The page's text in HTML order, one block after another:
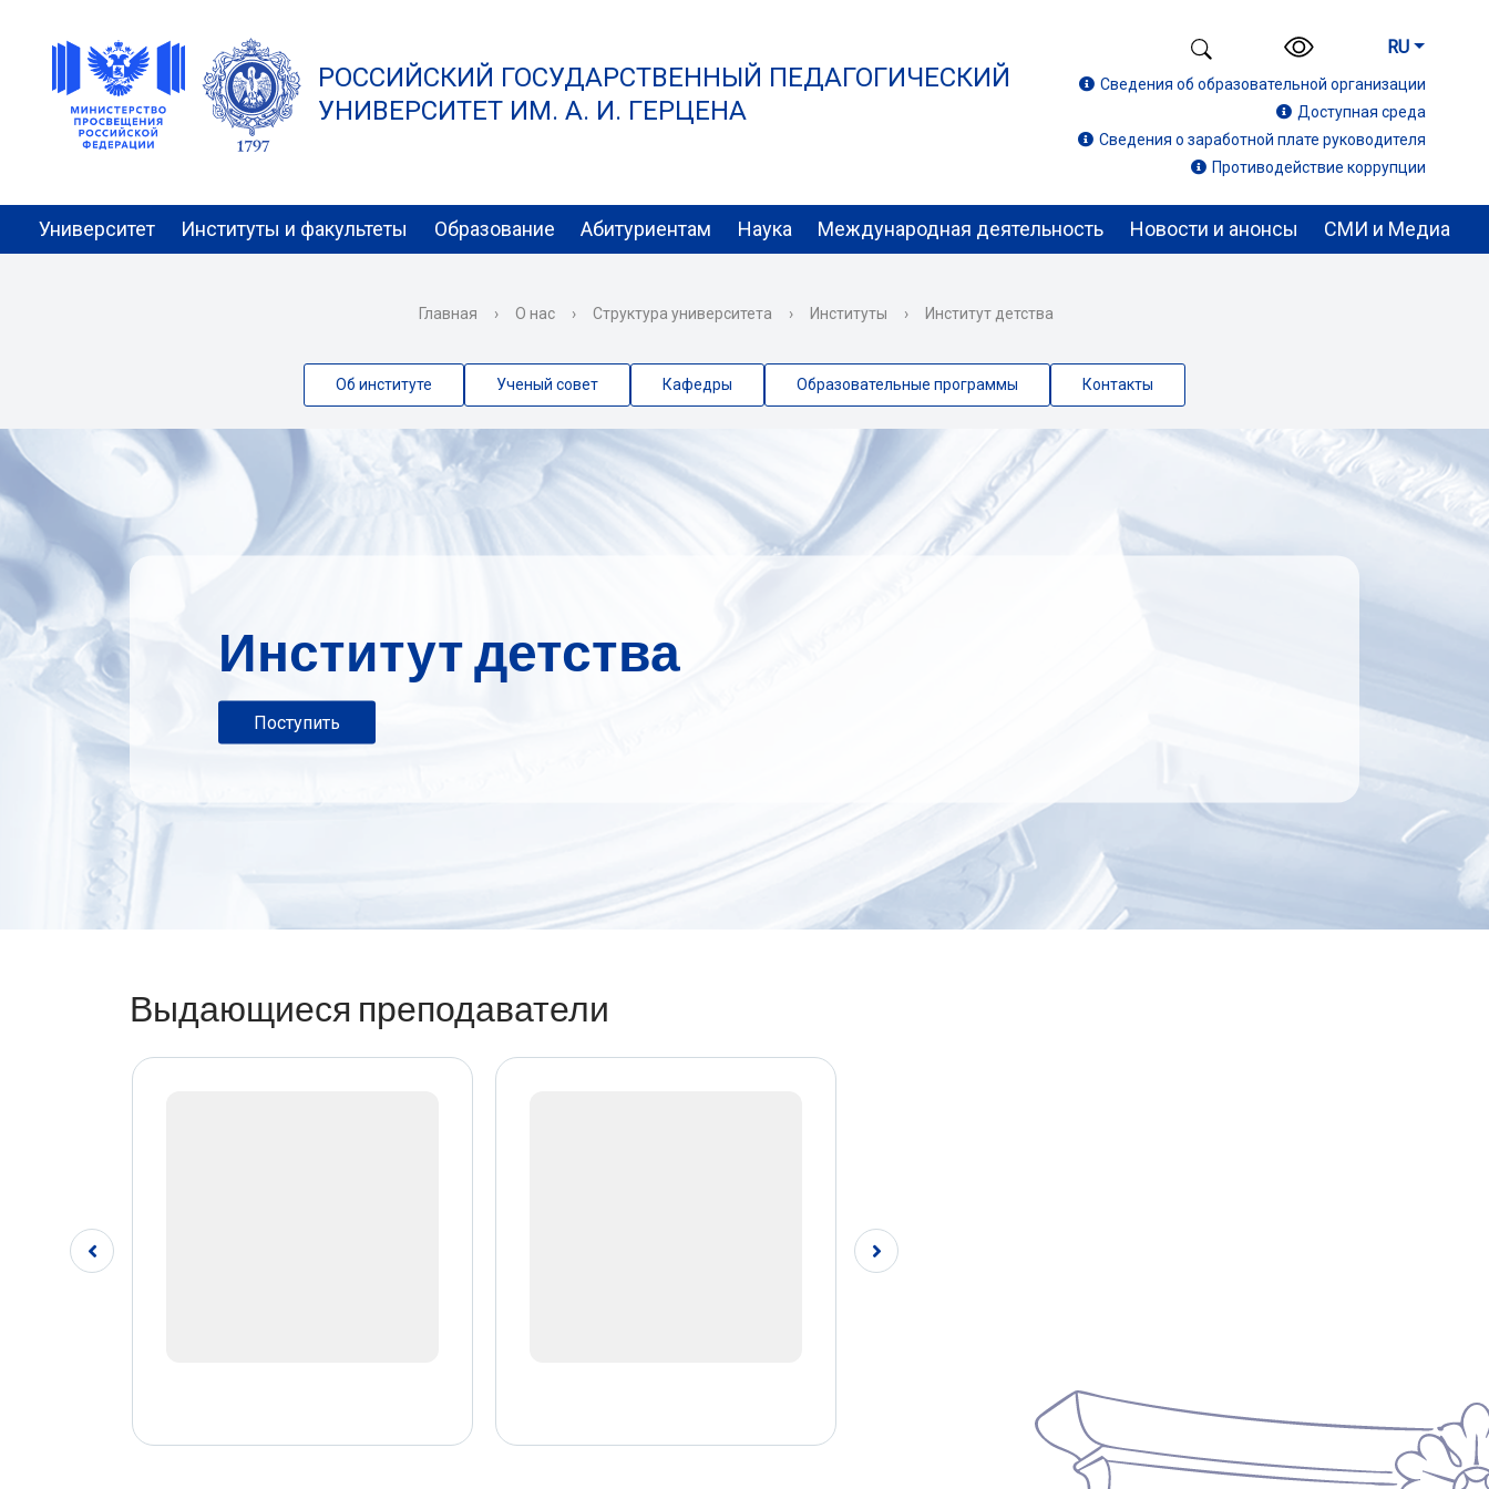
РОССИЙСКИЙ ГОСУДАРСТВЕННЫЙ ПЕДАГОГИЧЕСКИЙ
УНИВЕРСИТЕТ ИМ. А. И. ГЕРЦЕНА
RU
Сведения об образовательной организации
Доступная среда
Сведения о заработной плате руководителя
Противодействие коррупции
Университет Институты и факультеты Образование Абитуриентам Наука Международная деятельность Новости и анонсы СМИ и Медиа
Главная › О нас › Структура университета › Институты › Институт детства
Об институте Ученый совет Кафедры Образовательные программы Контакты
Институт детства
Поступить
Выдающиеся преподаватели